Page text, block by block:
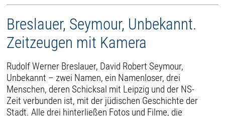
Breslauer, Seymour, Unbekannt.
Zeitzeugen mit Kamera
Rudolf Werner Breslauer, David Robert Seymour,
Unbekannt – zwei Namen, ein Namenloser, drei
Menschen, deren Schicksal mit Leipzig und der NS-
Zeit verbunden ist, mit der jüdischen Geschichte der
Stadt. Alle drei hinterließen Fotos und Filme, die